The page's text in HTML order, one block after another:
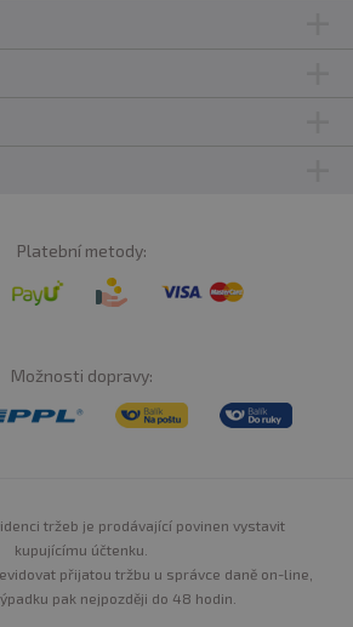
Platební metody:
Možnosti dopravy:
tržeb je prodávající povinen vystavit
kupujícímu účtenku.
přijatou tržbu u správce daně on-line,
pak nejpozději do 48 hodin.